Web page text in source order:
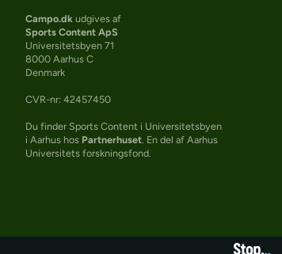
Campo.dk udgives af
Sports Content ApS
Universitetsbyen 71
8000 Aarhus C
Denmark
CVR-nr: 42457450
Du finder Sports Content i Universitetsbyen
i Aarhus hos Partnerhuset . En del af Aarhus
Universitets forskningsfond.